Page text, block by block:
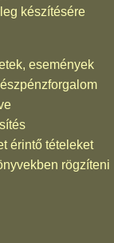
készítésére
események
érintő tételeket
rögzíteni